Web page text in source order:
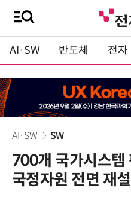
AI·SW 반도체 전자
AI·SW SW
700개 국가시스
국정자원 전면 재설